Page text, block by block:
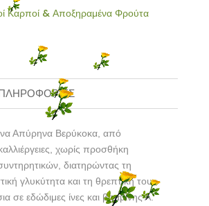
Καρποί & Αποξηραμένα Φρούτα
Απύρηνα Βερύκοκα, από
χωρίς προσθήκη
διατηρώντας τη
γλυκύτητα και τη θρεπτική τους
σε εδώδιμες ίνες και βιταμίνης Α.